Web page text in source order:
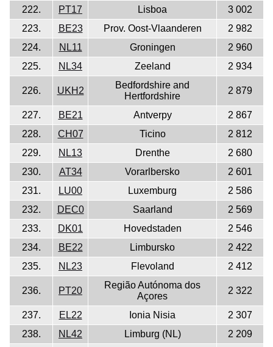
222.
PT17 Lisboa
3 002
223.
BE23 Prov. Oost-Vlaanderen
2 982
224.
NL11 Groningen
2 960
225.
NL34 Zeeland 2 934
226. UKH2
Bedfordshire and
Hertfordshire
2 879
227. BE21 Antverpy
2 867
228.
CH07 Ticino
2 812
229.
NL13 Drenthe
2 680
230.
AT34 Vorarlbersko
2 601
231.
LU00 Luxemburg
2 586
232.
DEC0 Saarland
2 569
233.
DK01 Hovedstaden
2 546
234.
BE22 Limbursko
2 422
235.
NL23 Flevoland 2 412
236. PT20
Região Autónoma dos
Açores
2 322
237. EL22 Ionia Nisia
2 307
238.
NL42 Limburg (NL)
2 209